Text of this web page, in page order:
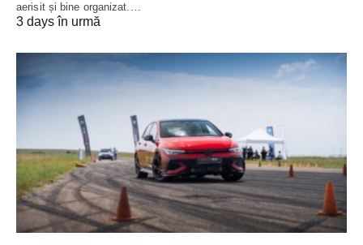
aerisit și bine organizat.…
3 days în urmă